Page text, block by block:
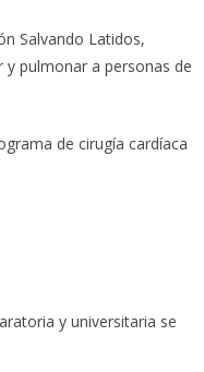
Salvando Latidos,
pulmonar a personas de
de cirugía cardíaca
y universitaria se